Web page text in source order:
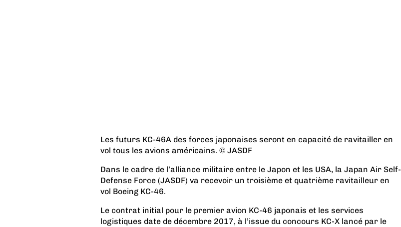
Les futurs KC-46A des forces japonaises seront en capacité de ravitailler en
vol tous les avions américains. © JASDF
Dans le cadre de l’alliance militaire entre le Japon et les USA, la Japan Air Self-
Defense Force (JASDF) va recevoir un troisième et quatrième ravitailleur en
vol Boeing KC-46.
Le contrat initial pour le premier avion KC-46 japonais et les services
logistiques date de décembre 2017, à l’issue du concours KC-X lancé par le